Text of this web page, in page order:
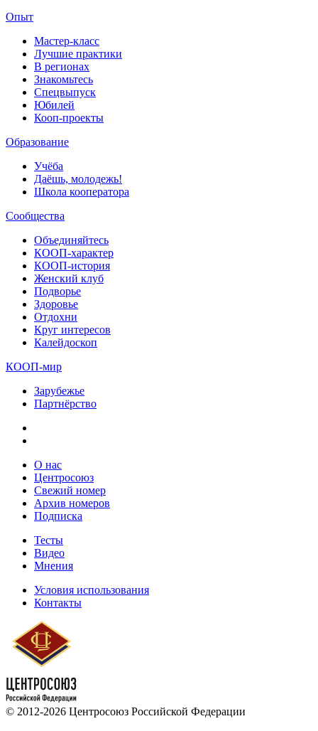
Опыт
Мастер-класс
Лучшие практики
В регионах
Знакомьтесь
Спецвыпуск
Юбилей
Кооп-проекты
Образование
Учёба
Даёшь, молодежь!
Школа кооператора
Сообщества
Объединяйтесь
КООП-характер
КООП-история
Женский клуб
Подворье
Здоровье
Отдохни
Круг интересов
Калейдоскоп
КООП-мир
Зарубежье
Партнёрство
О нас
Центросоюз
Свежий номер
Архив номеров
Подписка
Тесты
Видео
Мнения
Условия использования
Контакты
© 2012-2026 Центросоюз Российской Федерации